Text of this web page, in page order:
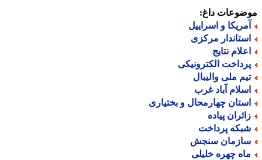
داغ:
و اسراییل
مرکزی
نتایج
الکترونیکی
ملی والیبال
آباد غرب
چهارمحال و بختیاری
پیاده
پرداخت
سنجش
چهره خلیلی